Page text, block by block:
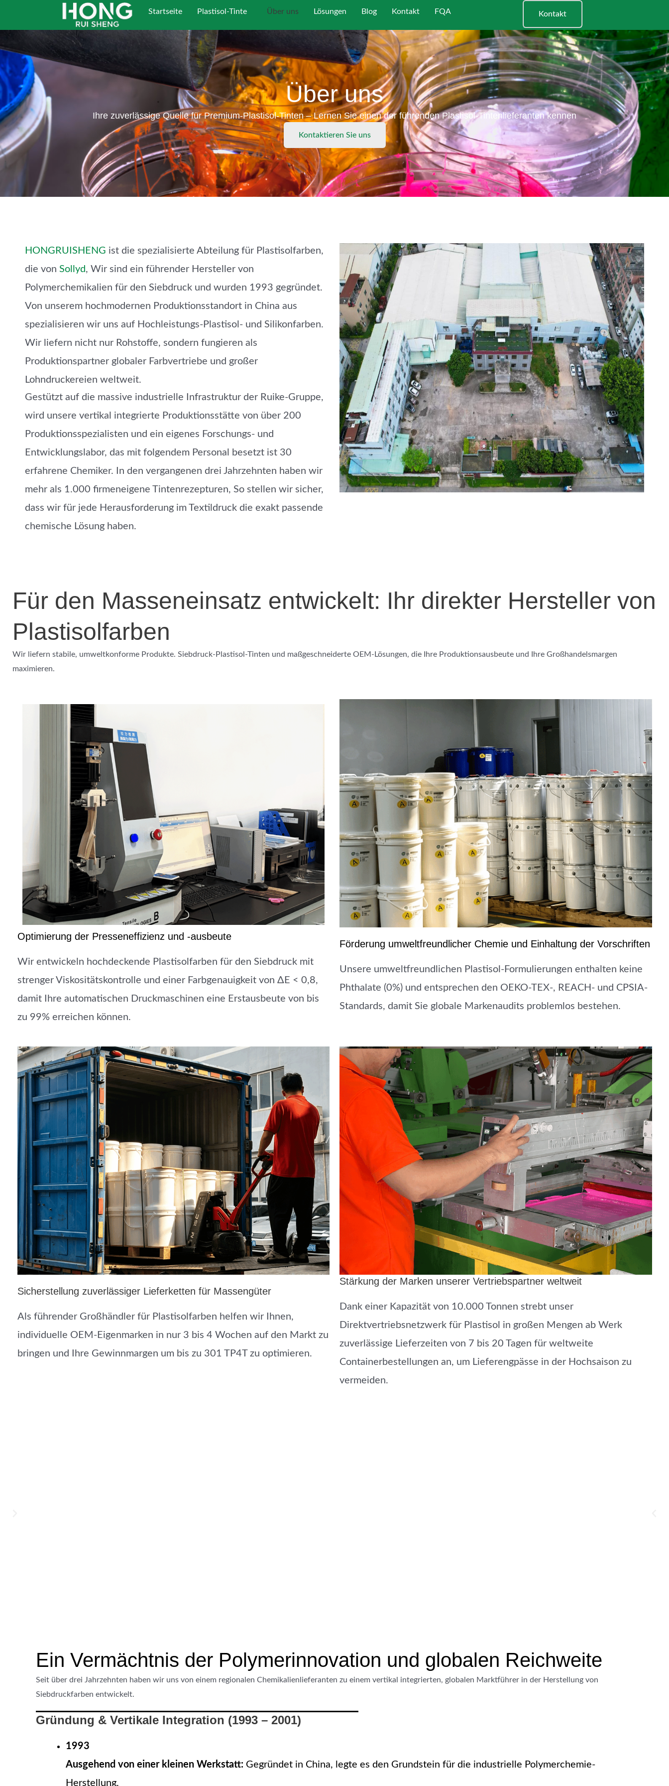
Startseite Plastisol-Tinte Über uns Lösungen Blog Kontakt FQA Kontakt
Über uns
Ihre zuverlässige Quelle für Premium-Plastisol-Tinten – Lernen Sie einen der führenden Plastisol-Tintenlieferanten kennen
Kontaktieren Sie uns
HONGRUISHENG ist die spezialisierte Abteilung für Plastisolfarben,
die von Sollyd, Wir sind ein führender Hersteller von
Polymerchemikalien für den Siebdruck und wurden 1993 gegründet.
Von unserem hochmodernen Produktionsstandort in China aus
spezialisieren wir uns auf Hochleistungs-Plastisol- und Silikonfarben.
Wir liefern nicht nur Rohstoffe, sondern fungieren als
Produktionspartner globaler Farbvertriebe und großer
Lohndruckereien weltweit.
Gestützt auf die massive industrielle Infrastruktur der Ruike-Gruppe,
wird unsere vertikal integrierte Produktionsstätte von über 200
Produktionsspezialisten und ein eigenes Forschungs- und
Entwicklungslabor, das mit folgendem Personal besetzt ist 30
erfahrene Chemiker. In den vergangenen drei Jahrzehnten haben wir
mehr als 1.000 firmeneigene Tintenrezepturen, So stellen wir sicher,
dass wir für jede Herausforderung im Textildruck die exakt passende
chemische Lösung haben.
Für den Masseneinsatz entwickelt: Ihr direkter Hersteller von
Plastisolfarben
Wir liefern stabile, umweltkonforme Produkte. Siebdruck-Plastisol-Tinten und maßgeschneiderte OEM-Lösungen, die Ihre Produktionsausbeute und Ihre Großhandelsmargen
maximieren.
Optimierung der Presseneffizienz und -ausbeute
Wir entwickeln hochdeckende Plastisolfarben für den Siebdruck mit
strenger Viskositätskontrolle und einer Farbgenauigkeit von ΔE < 0,8,
damit Ihre automatischen Druckmaschinen eine Erstausbeute von bis
zu 99% erreichen können.
Förderung umweltfreundlicher Chemie und Einhaltung der Vorschriften
Unsere umweltfreundlichen Plastisol-Formulierungen enthalten keine
Phthalate (0%) und entsprechen den OEKO-TEX-, REACH- und CPSIA-
Standards, damit Sie globale Markenaudits problemlos bestehen.
Sicherstellung zuverlässiger Lieferketten für Massengüter
Als führender Großhändler für Plastisolfarben helfen wir Ihnen,
individuelle OEM-Eigenmarken in nur 3 bis 4 Wochen auf den Markt zu
bringen und Ihre Gewinnmargen um bis zu 301 TP4T zu optimieren.
Stärkung der Marken unserer Vertriebspartner weltweit
Dank einer Kapazität von 10.000 Tonnen strebt unser
Direktvertriebsnetzwerk für Plastisol in großen Mengen ab Werk
zuverlässige Lieferzeiten von 7 bis 20 Tagen für weltweite
Containerbestellungen an, um Lieferengpässe in der Hochsaison zu
vermeiden.
Ein Vermächtnis der Polymerinnovation und globalen Reichweite
Seit über drei Jahrzehnten haben wir uns von einem regionalen Chemikalienlieferanten zu einem vertikal integrierten, globalen Marktführer in der Herstellung von
Siebdruckfarben entwickelt.
Gründung & Vertikale Integration (1993 – 2001)
1993
Ausgehend von einer kleinen Werkstatt: Gegründet in China, legte es den Grundstein für die industrielle Polymerchemie-
Herstellung.